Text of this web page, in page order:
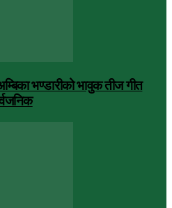
भण्डारीको भावुक तीज गीत